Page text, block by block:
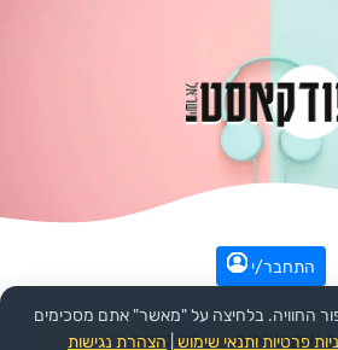
התחבר/י
ואקטואליה >> פוליטיקה >>
החוויה. בלחיצה על "מאשר" אתם מסכימים
פרטיות ותנאי שימוש הצהרת נגישות